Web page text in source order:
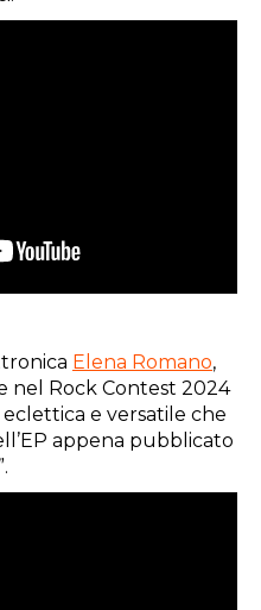
Elena Romano,
nel Rock Contest 2024
e versatile che
appena pubblicato